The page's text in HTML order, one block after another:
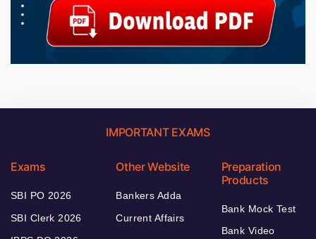
IMPORTANT EXAMS
Exams
SBI PO 2026
SBI Clerk 2026
Other Website
Bankers Adda
Current Affairs
Preparation
Products
Bank Mock Test
Bank Video